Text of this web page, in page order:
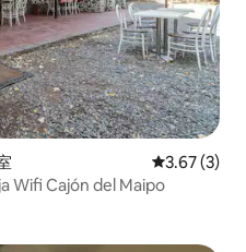
レビュー3
3.67 (3)
Wifi Cajón del Maipo